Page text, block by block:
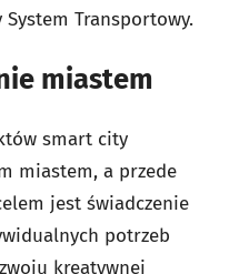
Transportowy.
miastem
smart city
miastem, a przede
jest świadczenie
potrzeb
kreatywnej